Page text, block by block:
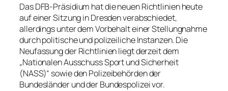
Das DFB-Präsidium hat die neuen Richtlinien heute
auf einer Sitzung in Dresden verabschiedet,
allerdings unter dem Vorbehalt einer Stellungnahme
durch politische und polizeiliche Instanzen. Die
Neufassung der Richtlinien liegt derzeit dem
„Nationalen Ausschuss Sport und Sicherheit
(NASS)“ sowie den Polizeibehörden der
Bundesländer und der Bundespolizei vor.